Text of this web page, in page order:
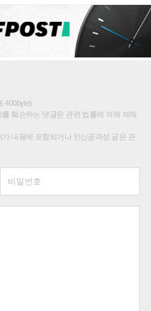
400byte)
훼손하는 댓글은 관련 법률에 의해 제재
내용에 포함되거나 인신공격성 글은 관